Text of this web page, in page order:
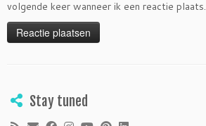
volgende keer wanneer ik een reactie plaats.
Stay tuned